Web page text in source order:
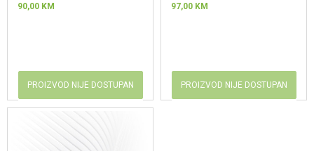
90,00 KM
PROIZVOD NIJE DOSTUPAN
97,00 KM
PROIZVOD NIJE DOSTUPAN